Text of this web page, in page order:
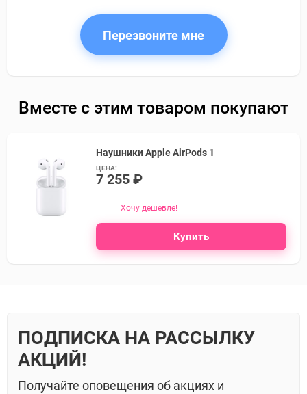
Перезвоните мне
Вместе с этим товаром покупают
Наушники Apple AirPods 1
ЦЕНА:
7 255 ₽
Хочу дешевле!
Купить
ПОДПИСКА НА РАССЫЛКУ
АКЦИЙ!
Получайте оповещения об акциях и